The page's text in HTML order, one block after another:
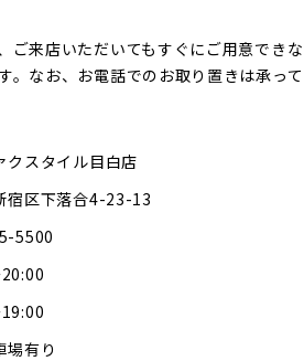
来店いただいてもすぐにご用意できな
なお、お電話でのお取り置きは承っ
クスタイル目白店
宿区下落合4-23-13
5500
場有り